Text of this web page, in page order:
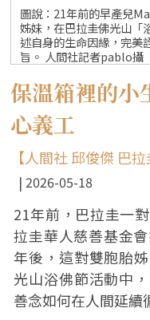
圖說：21年前的早產兒
姊妹，在巴拉圭佛光山「
述自身的生命因緣，完美
旨。 人間社記者pablo攝
保溫箱裡的
心義工
【人間社 邱俊傑 巴
2026-05-18
21年前，巴拉圭一
拉圭華人慈善基金
年後，這對雙胞胎
光山浴佛節活動中
善念如何在人間延續